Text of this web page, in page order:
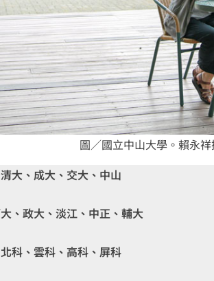
圖／國立中山大學。賴永祥
大、成大、交大、中山
、政大、淡江、中正、輔大
科、雲科、高科、屏科